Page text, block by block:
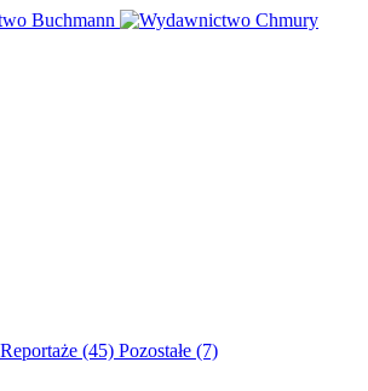
Reportaże (45) Pozostałe (7)